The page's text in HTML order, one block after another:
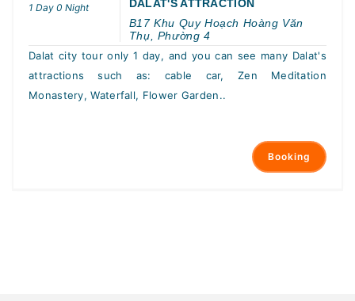
1 Day 0 Night
DALAT'S ATTRACTION
B17 Khu Quy Hoạch Hoàng Văn
Thụ, Phường 4
Dalat city tour only 1 day, and you can see many Dalat's
attractions such as: cable car, Zen Meditation
Monastery, Waterfall, Flower Garden..
Booking